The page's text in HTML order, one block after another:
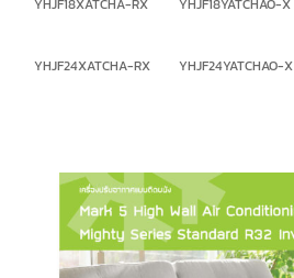
YHJF18XATCHA-RX YHJF18YATCHAO-X
YHJF24XATCHA-RX
YHJF24YATCHAO-X